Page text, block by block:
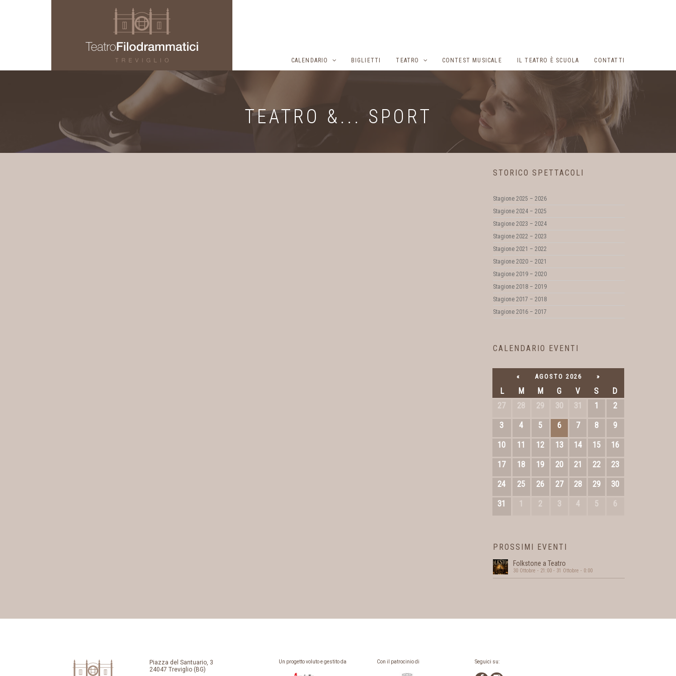
CALENDARIO BIGLIETTI TEATRO CONTEST MUSICALE IL TEATRO È SCUOLA CONTATTI
TEATRO &... SPORT
STORICO SPETTACOLI
Stagione 2025 – 2026
Stagione 2024 – 2025
Stagione 2023 – 2024
Stagione 2022 – 2023
Stagione 2021 – 2022
Stagione 2020 – 2021
Stagione 2019 – 2020
Stagione 2018 – 2019
Stagione 2017 – 2018
Stagione 2016 – 2017
CALENDARIO EVENTI
« AGOSTO 2026 »
L M M G V S
D
27
28 29 30 31 1 2
3 4 5 6 7 8 9
10 11 12 13 14 15 16
17 18 19 20 21 22 23
24 25 26 27 28 29 30
31 1 2 3 4 5 6
PROSSIMI EVENTI
Folkstone a Teatro
30 Ottobre - 21:00- 31 Ottobre - 0:00
Piazza del Santuario, 3
24047 Treviglio (BG)
Un progetto voluto e gestito da Con il patrocinio di Seguici su: